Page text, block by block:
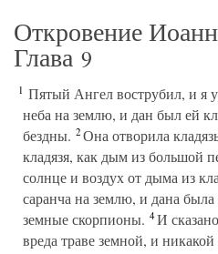
Откровение
Глава 9
1 Пятый Ангел вострубил, и я
неба на землю, и дан был ей
бездны. 2Она отворила
кладязя, как дым из большой
солнце и воздух от дыма из
саранча на землю, и дана
земные скорпионы. 4И
вреда траве земной, и